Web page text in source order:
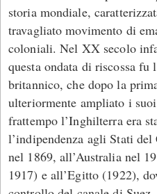
storia mondiale,
travagliato movimento di
coloniali. Nel XX secolo
questa ondata di riscossa fu
britannico, che dopo la
ulteriormente ampliato i
frattempo l’Inghilterra era
l’indipendenza agli Stati
nel 1869, all’Australia nel
1917) e all’Egitto (1922),